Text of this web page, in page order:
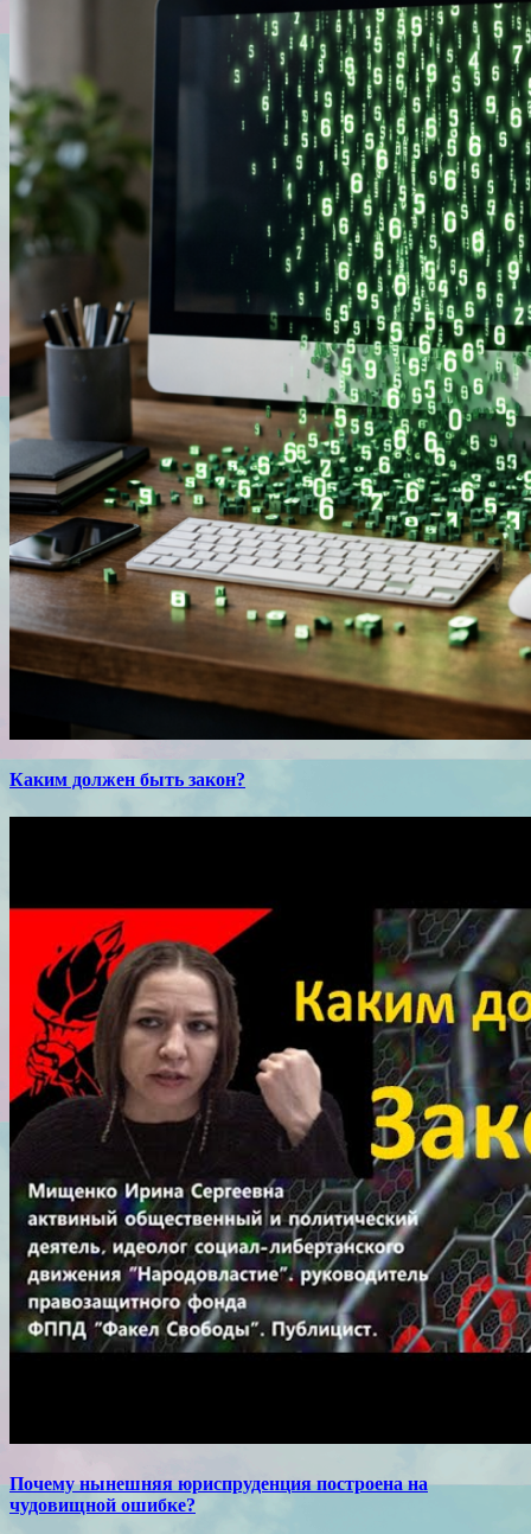
Каким должен быть закон?
Почему нынешняя юриспруденция построена на
чудовищной ошибке?